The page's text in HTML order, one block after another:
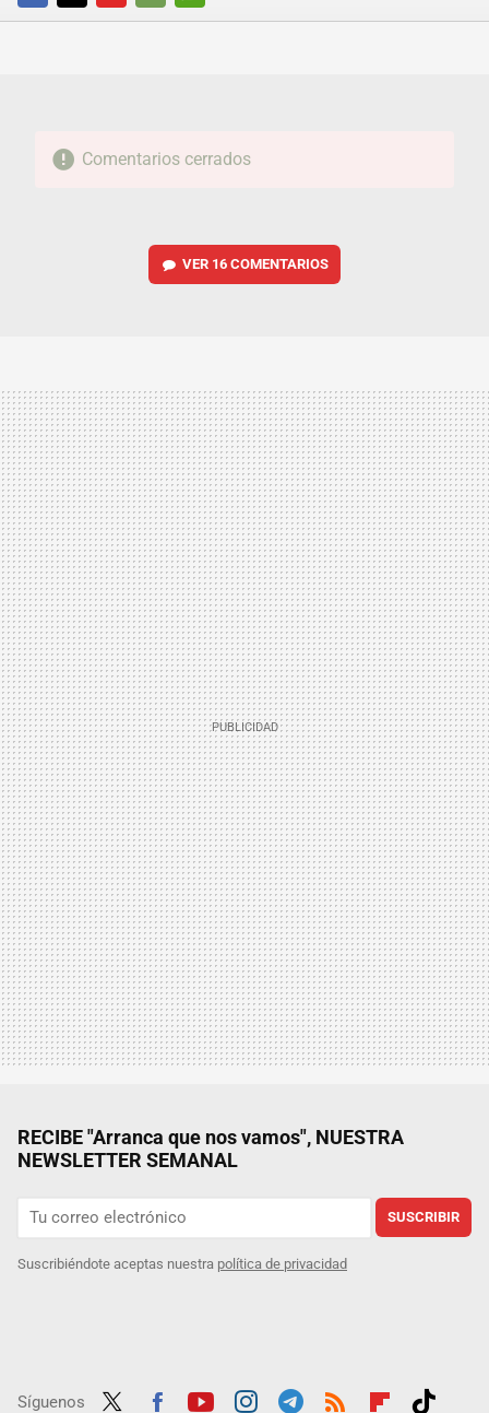
FACEBOOKTWITTERFLIPBOARD
E-
WHATSAPP
Comentarios cerrados
VER 16 COMENTARIOS
RECIBE "Arranca que nos vamos", NUESTRA
NEWSLETTER SEMANAL
SUSCRIBIR
Suscribiéndote aceptas nuestra política de privacidad
Síguenos